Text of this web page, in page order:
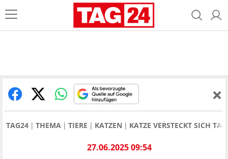
TAG24 THEMA TIERE KATZEN KATZE VERSTECKT SICH
27.06.2025 09:54